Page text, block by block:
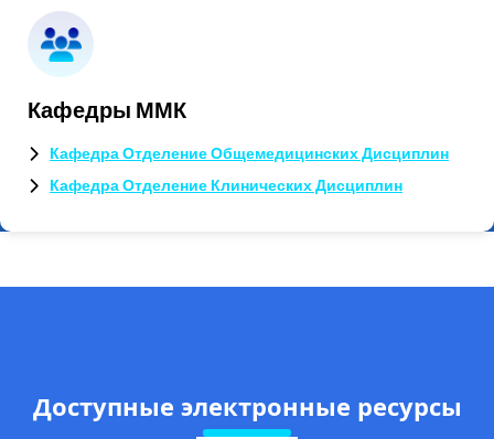
Кафедры ММК
Кафедра Отделение Общемедицинских Дисциплин
Кафедра Отделение Клинических Дисциплин
Доступные электронные ресурсы